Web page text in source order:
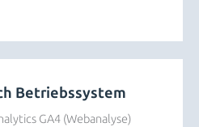
Betriebssystem
GA4 (Webanalyse)